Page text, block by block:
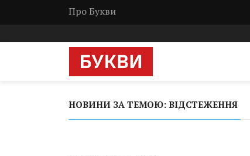
Про Букви
НОВИНИ ЗА ТЕМОЮ: ВІДСТЕЖЕННЯ